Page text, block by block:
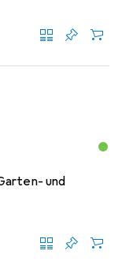
und